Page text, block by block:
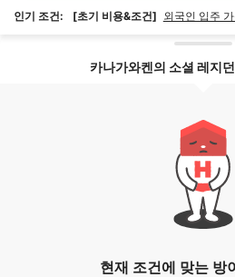
인기 조건: [초기 비용&조건] 외국인 입주
카나가와켄의 소셜 레지
현재 조건에 맞는 방